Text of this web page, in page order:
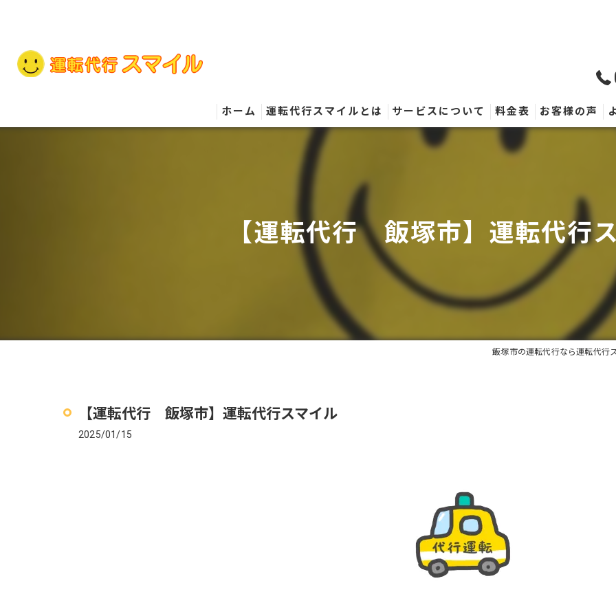
ホーム 運転代行スマイルとは サービスについて 料金表 お客様の声
【運転代行 飯塚市】運転代行
飯塚市の運転代行なら運転代行
【運転代行 飯塚市】運転代行スマイル
2025/01/15